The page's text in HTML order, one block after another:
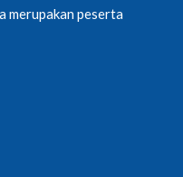
merupakan peserta